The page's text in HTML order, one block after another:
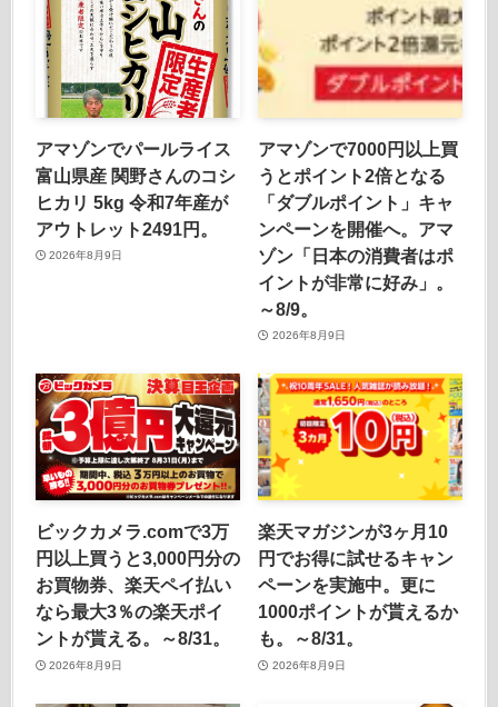
アマゾンでパールライス
富山県産 関野さんのコシ
ヒカリ 5kg 令和7年産が
アウトレット2491円。
2026年8月9日
アマゾンで7000円以上買
うとポイント2倍となる
「ダブルポイント」キャ
ンペーンを開催へ。アマ
ゾン「日本の消費者はポ
イントが非常に好み」。
～8/9。
2026年8月9日
ビックカメラ.comで3万
円以上買うと3,000円分の
お買物券、楽天ペイ払い
なら最大3％の楽天ポイ
ントが貰える。～8/31。
2026年8月9日
楽天マガジンが3ヶ月10
円でお得に試せるキャン
ペーンを実施中。更に
1000ポイントが貰えるか
も。～8/31。
2026年8月9日